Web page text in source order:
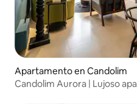
Apartamento en Candolim
Candolim Aurora | Lujoso